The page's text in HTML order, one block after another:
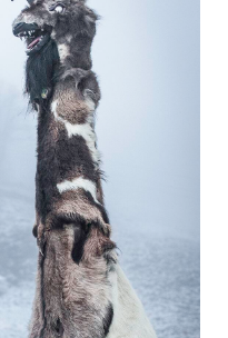
Winter
Yoga
Pressekontakt